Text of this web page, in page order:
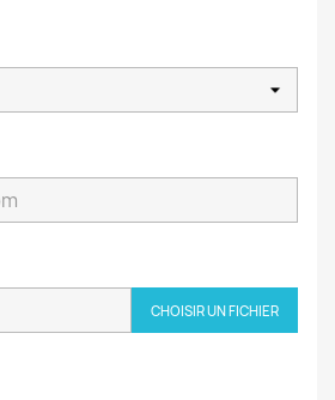
CHOISIR UN FICHIER